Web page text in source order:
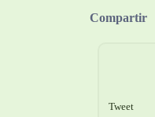
Compartir
Tweet